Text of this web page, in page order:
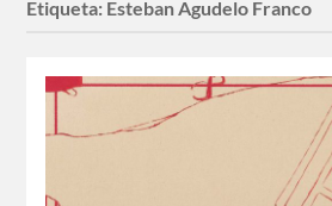
Etiqueta: Esteban Agudelo Franco